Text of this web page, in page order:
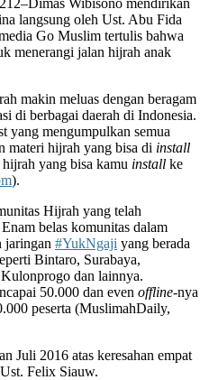
langsung oleh Ust. Abu Fida
Go Muslim tertulis bahwa
menerangi jalan hijrah anak
makin meluas dengan beragam
di berbagai daerah di Indonesia.
yang mengumpulkan semua
materi hijrah yang bisa di install
yang bisa kamu install ke
).
Hijrah yang telah
belas komunitas dalam
jaringan #YukNgaji yang berada
Bintaro, Surabaya,
dan lainnya.
50.000 dan even offline-nya
peserta (MuslimahDaily,
Juli 2016 atas keresahan empat
Felix Siauw.